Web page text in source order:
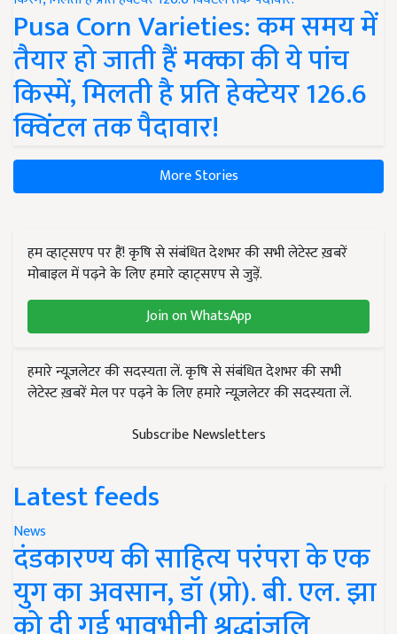
Pusa Corn Varieties: कम समय में
तैयार हो जाती हैं मक्का की ये पांच
किस्में, मिलती है प्रति हेक्टेयर 126.6
क्विंटल तक पैदावार!
More Stories
हम व्हाट्सएप पर हैं! कृषि से संबंधित देशभर की सभी लेटेस्ट ख़बरें
मोबाइल में पढ़ने के लिए हमारे व्हाट्सएप से जुड़ें.
Join on WhatsApp
हमारे न्यूज़लेटर की सदस्यता लें. कृषि से संबंधित देशभर की सभी
लेटेस्ट ख़बरें मेल पर पढ़ने के लिए हमारे न्यूज़लेटर की सदस्यता लें.
Subscribe Newsletters
Latest feeds
News
दंडकारण्य की साहित्य परंपरा के एक
युग का अवसान, डॉ (प्रो). बी. एल. झा